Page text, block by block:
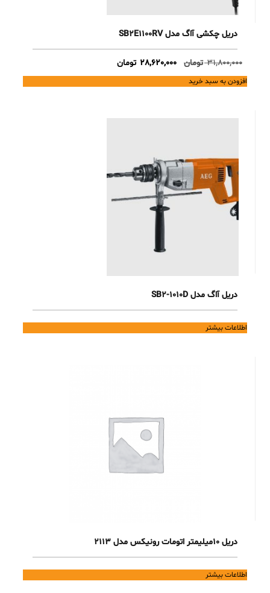
دریل چکشی آاگ مدل SB2E1100RV
31,800,000 تومان
Original
price
was:
28,620,000 تومانCurrent
price
is:
افزودن به سبد خرید
دریل آاگ مدل SB2-1010D
اطلاعات بیشتر
دریل 10میلیمتر اتومات رونیکس مدل 2113
اطلاعات بیشتر